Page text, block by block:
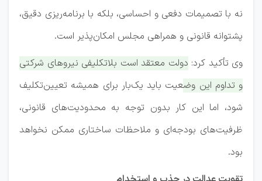
نه با تصمیمات دفعی و احساسی، بلکه با برنامه‌ریزی دقیق،
پشتوانه قانونی و همراهی مجلس امکان‌پذیر است.
وی تأکید کرد: دولت معتقد است بلاتکلیفی نیروهای شرکتی
و تداوم این وضعیت باید یک‌بار برای همیشه تعیین‌تکلیف
شود، اما این کار بدون توجه به محدودیت‌های قانونی،
ظرفیت‌های بودجه‌ای و ملاحظات ساختاری ممکن نخواهد
بود.